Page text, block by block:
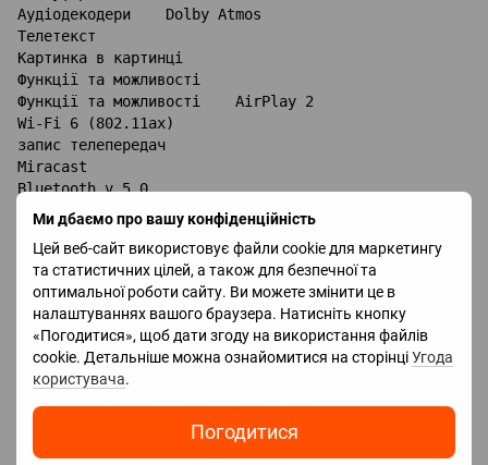
Ми дбаємо про вашу конфіденційність
Цей веб-сайт використовує файли cookie для маркетингу
та статистичних цілей, а також для безпечної та
оптимальної роботи сайту. Ви можете змінити це в
налаштуваннях вашого браузера. Натисніть кнопку
«Погодитися», щоб дати згоду на використання файлів
cookie. Детальніше можна ознайомитися на сторінціУгода
користувача.
Погодитися
Аудіодекодери    Dolby Atmos
Телетекст
Картинка в картинці
Функції та можливості
Функції та можливості    AirPlay 2
Wi-Fi 6 (802.11ax)
запис телепередач
Miracast
Bluetooth v 5.0
підтримка DLNA
мультимедійний (аеропульт)
Роз'єми
Входи    USB 3 шт
LAN
HDMI    4 шт
Версія HDMI    v 2.1
Технології HDMI    VRR, ALLM, eARC